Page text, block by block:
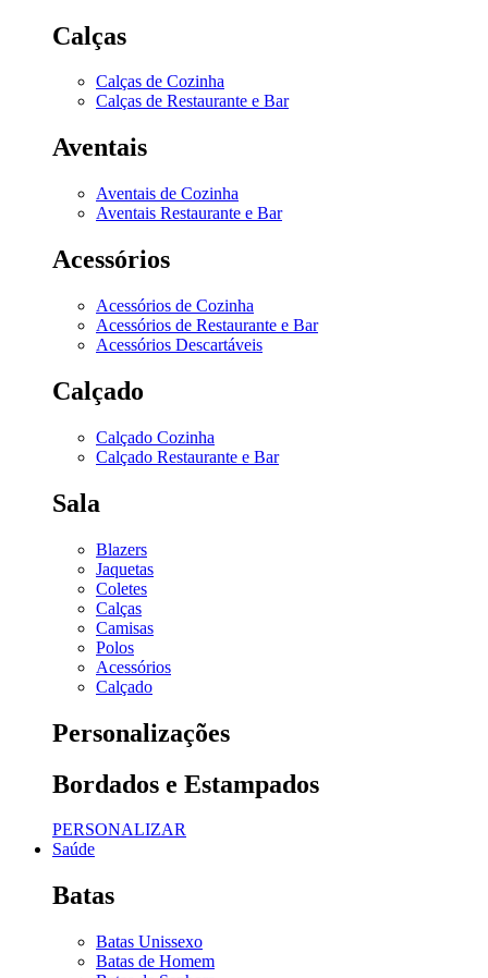
Calças
Calças de Cozinha
Calças de Restaurante e Bar
Aventais
Aventais de Cozinha
Aventais Restaurante e Bar
Acessórios
Acessórios de Cozinha
Acessórios de Restaurante e Bar
Acessórios Descartáveis
Calçado
Calçado Cozinha
Calçado Restaurante e Bar
Sala
Blazers
Jaquetas
Coletes
Calças
Camisas
Polos
Acessórios
Calçado
Personalizações
Bordados e Estampados
PERSONALIZAR
Saúde
Batas
Batas Unissexo
Batas de Homem